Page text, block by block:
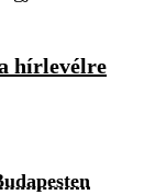
hírlevélre